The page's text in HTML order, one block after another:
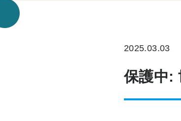
2025.03.03
保護中: